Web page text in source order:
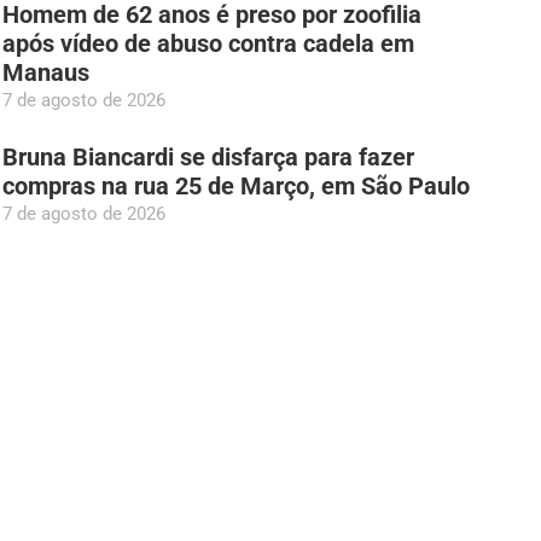
Homem de 62 anos é preso por zoofilia
após vídeo de abuso contra cadela em
Manaus
7 de agosto de 2026
Bruna Biancardi se disfarça para fazer
compras na rua 25 de Março, em São Paulo
7 de agosto de 2026